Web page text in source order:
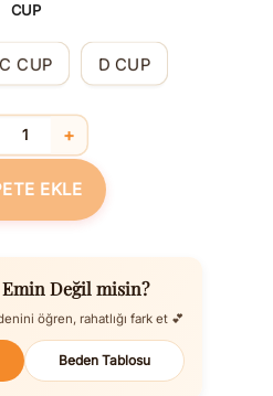
CUP
C CUP D CUP
Balenli Desteksiz Dolgusuz
+
EKLE
Değil misin?
öğren, rahatlığı fark et 💕
Beden Tablosu